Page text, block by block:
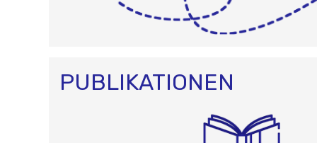
PUBLIKATIONEN